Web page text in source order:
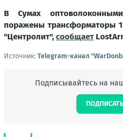
В Сумах
поражены трансформаторы
"Центролит",сообщает
Источник: Telegram-канал
Подписывайтесь на